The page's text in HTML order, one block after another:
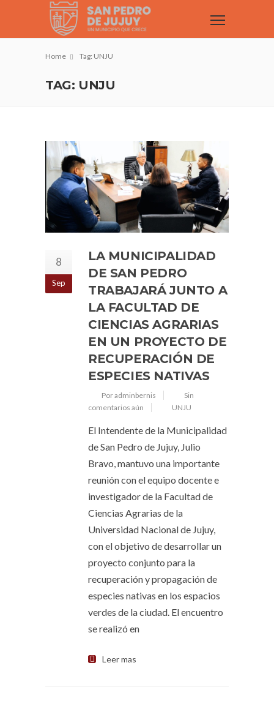
Home Tag: UNJU
TAG: UNJU
8
Sep
LA MUNICIPALIDAD
DE SAN PEDRO
TRABAJARÁ JUNTO A
LA FACULTAD DE
CIENCIAS AGRARIAS
EN UN PROYECTO DE
RECUPERACIÓN DE
ESPECIES NATIVAS
Por adminbernis
Sin
comentarios aún
UNJU
El Intendente de la Municipalidad
de San Pedro de Jujuy, Julio
Bravo, mantuvo una importante
reunión con el equipo docente e
investigador de la Facultad de
Ciencias Agrarias de la
Universidad Nacional de Jujuy,
con el objetivo de desarrollar un
proyecto conjunto para la
recuperación y propagación de
especies nativas en los espacios
verdes de la ciudad. El encuentro
se realizó en
Leer mas